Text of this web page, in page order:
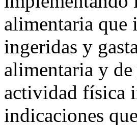
alimentaria que
ingeridas y
alimentaria y
actividad física
indicaciones